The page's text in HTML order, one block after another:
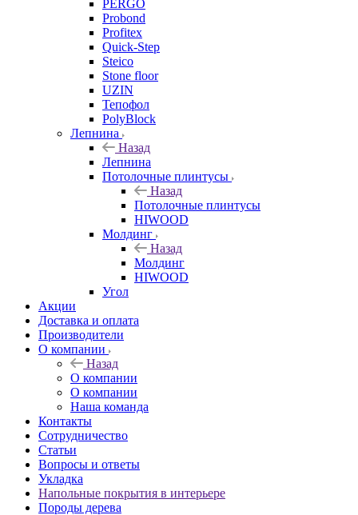
PERGO
Probond
Profitex
Quick-Step
Steico
Stone floor
UZIN
Тепофол
PolyBlock
Лепнина
Назад
Лепнина
Потолочные плинтусы
Назад
Потолочные плинтусы
HIWOOD
Молдинг
Назад
Молдинг
HIWOOD
Угол
Акции
Доставка и оплата
Производители
О компании
Назад
О компании
О компании
Наша команда
Контакты
Сотрудничество
Статьи
Вопросы и ответы
Укладка
Напольные покрытия в интерьере
Породы дерева